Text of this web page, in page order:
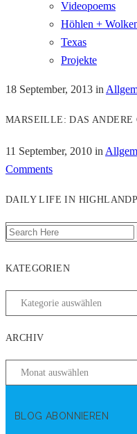
Videopoems
Höhlen +
Texas
Projekte
18 September, 2013 in
MARSEILLE: DAS ANDERE
11 September, 2010 in
Comments
DAILY LIFE IN
KATEGORIEN
ARCHIV
BLOG ABONNIEREN